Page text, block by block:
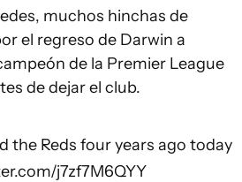
muchos hinchas de
el regreso de Darwin a
de la Premier League
de dejar el club.
the Reds four years ago today
j7zf7M6QYY